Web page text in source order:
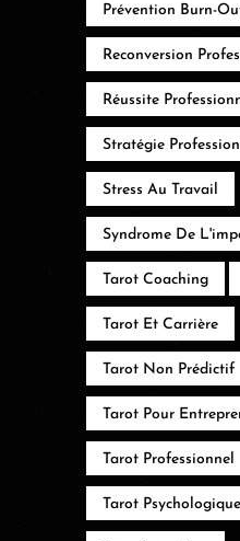
Prévention Burn-
Reconversion
Réussite
Stratégie
Stress Au Travail
Syndrome De
Tarot Coaching
Tarot Et Carrière
Tarot Non Prédictif
Tarot Pour
Tarot Professionnel
Tarot Psychologique